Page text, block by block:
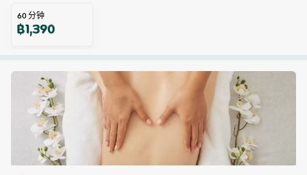
60分钟
฿1,390